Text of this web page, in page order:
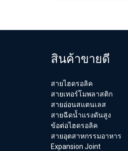
สินค้าขายดี
สายไฮดรอลิค
สายเทอร์โมพลาสติก
สายอ่อนสแตนเลส
สายฉีดน้ำแรงดันสูง
ข้อต่อไฮดรอลิค
สายอุตสาหกรรมอาหาร
Expansion Joint